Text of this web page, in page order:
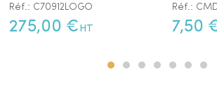
Réf.: C70912LOGO
275,00 € HT
Réf.:
7,50